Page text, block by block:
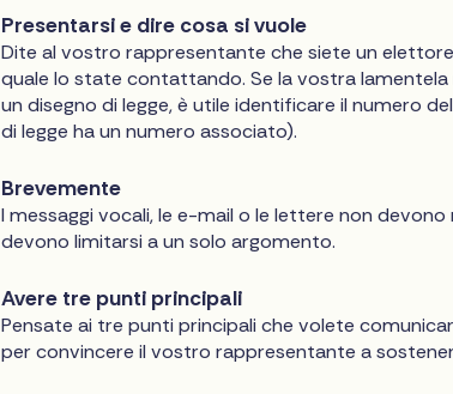
Presentarsi e dire cosa si vuole
Dite al vostro rappresentante che siete un
quale lo state contattando. Se la vostra
un disegno di legge, è utile identificare il numero
di legge ha un numero associato).
Brevemente
I messaggi vocali, le e-mail o le lettere non
devono limitarsi a un solo argomento.
Avere tre punti principali
Pensate ai tre punti principali che volete
per convincere il vostro rappresentante a